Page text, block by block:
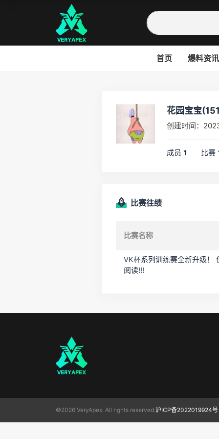
首页 爆料资讯
花园宝宝
创建时间：
成员 1 比赛
比赛往绩
比赛名称
VK杯系列训练赛全新升级！
阅读!!!
©2026 VeryApex. All rights reserved.沪ICP备2022019924号.